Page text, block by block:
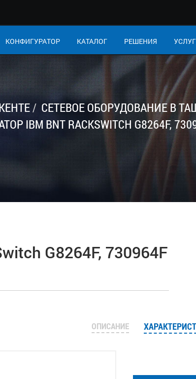
КОНФИГУРАТОР КАТАЛОГ РЕШЕНИЯ
СЕТЕВОЕ ОБОРУДОВАНИЕ В
IBM BNT RACKSWITCH G8264F,
G8264F, 730964F
ОПИСАНИЕ